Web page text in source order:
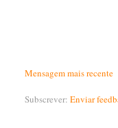
Mensagem mais recente
Subscrever:Enviar